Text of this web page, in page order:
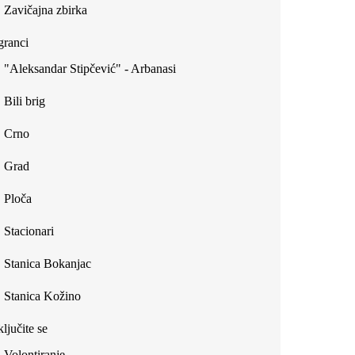
Zavičajna zbirka
"Aleksandar Stipčević" - Arbanasi
Bili brig
Crno
Grad
Ploča
Stacionari
Stanica Bokanjac
Stanica Kožino
se